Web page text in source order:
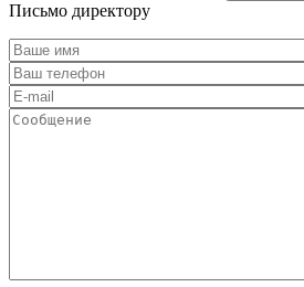
Письмо директору